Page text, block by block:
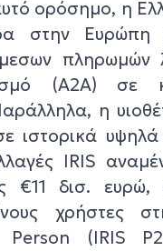
ορόσημο, η
στην Ευρώπη
πληρωμών
(A2A) σε
η
ιστορικά
IRIS
€11 δισ.
χρήστες
(IRIS